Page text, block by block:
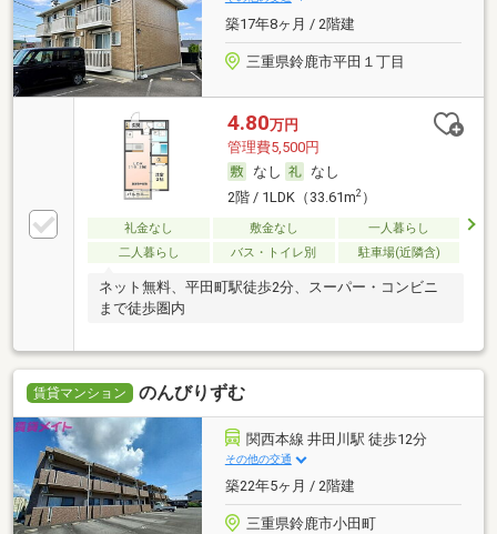
築17年8ヶ月 / 2階建
三重県鈴鹿市平田１丁目
4.80万円
管理費5,500円
なし
なし
2階 / 1LDK（33.61m2）
礼金なし 敷金なし
一人暮らし
二人暮らし
バス・トイレ別 駐車場(近隣含)
ネット無料、平田町駅徒歩2分、スーパー・コンビニ
まで徒歩圏内
賃貸マンション のんびりずむ
関西本線 井田川駅 徒歩12分
その他の交通
築22年5ヶ月 / 2階建
三重県鈴鹿市小田町